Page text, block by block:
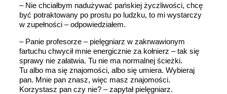
– Nie chciałbym nadużywać pańskiej życzliwości, chcę
być potraktowany po prostu po ludzku, to mi wystarczy
w zupełności – odpowiedziałem.
– Panie profesorze – pielęgniarz w zakrwawionym
fartuchu chwycił mnie energicznie za kołnierz – tak się
sprawy nie załatwia. Tu nie ma normalnej ścieżki.
Tu albo ma się znajomości, albo się umiera. Wybieraj
pan. Mnie pan znasz, więc masz znajomości.
Korzystasz pan czy nie? – zapytał pielęgniarz.